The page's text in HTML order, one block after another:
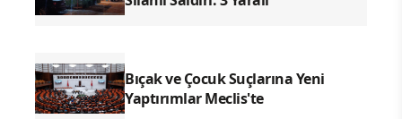
Bıçak ve Çocuk Suçlarına Yeni
Yaptırımlar Meclis'te